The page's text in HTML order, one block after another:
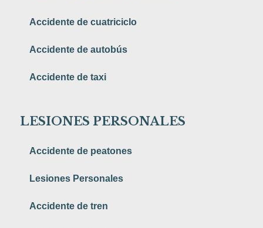
Accidente de cuatriciclo
Accidente de autobús
Accidente de taxi
LESIONES PERSONALES
Accidente de peatones
Lesiones Personales
Accidente de tren